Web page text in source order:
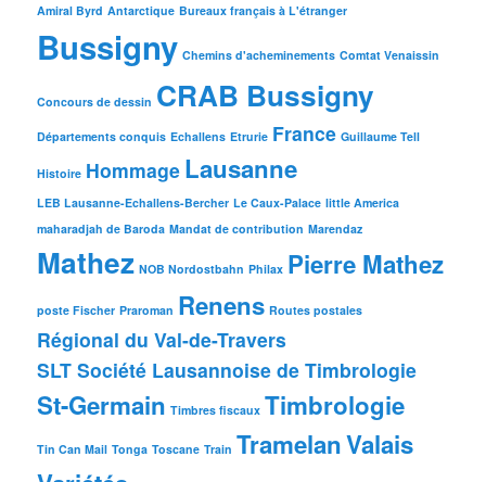
Amiral Byrd Antarctique Bureaux français à L'étranger
Bussigny Chemins d'acheminements Comtat Venaissin
Concours de dessin CRAB Bussigny
Départements conquis Echallens Etrurie France Guillaume Tell
Histoire Hommage Lausanne
LEB Lausanne-Echallens-Bercher Le Caux-Palace little America
maharadjah de Baroda Mandat de contribution Marendaz
Mathez NOB Nordostbahn Philax Pierre Mathez
poste Fischer Praroman Renens Routes postales
Régional du Val-de-Travers
SLT Société Lausannoise de Timbrologie
St-Germain Timbres fiscaux Timbrologie
Tin Can Mail Tonga Toscane Train TramelanValais